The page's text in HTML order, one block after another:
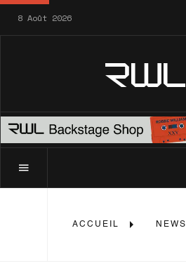
8 Août 2026
RWL
ACCUEIL NEWS